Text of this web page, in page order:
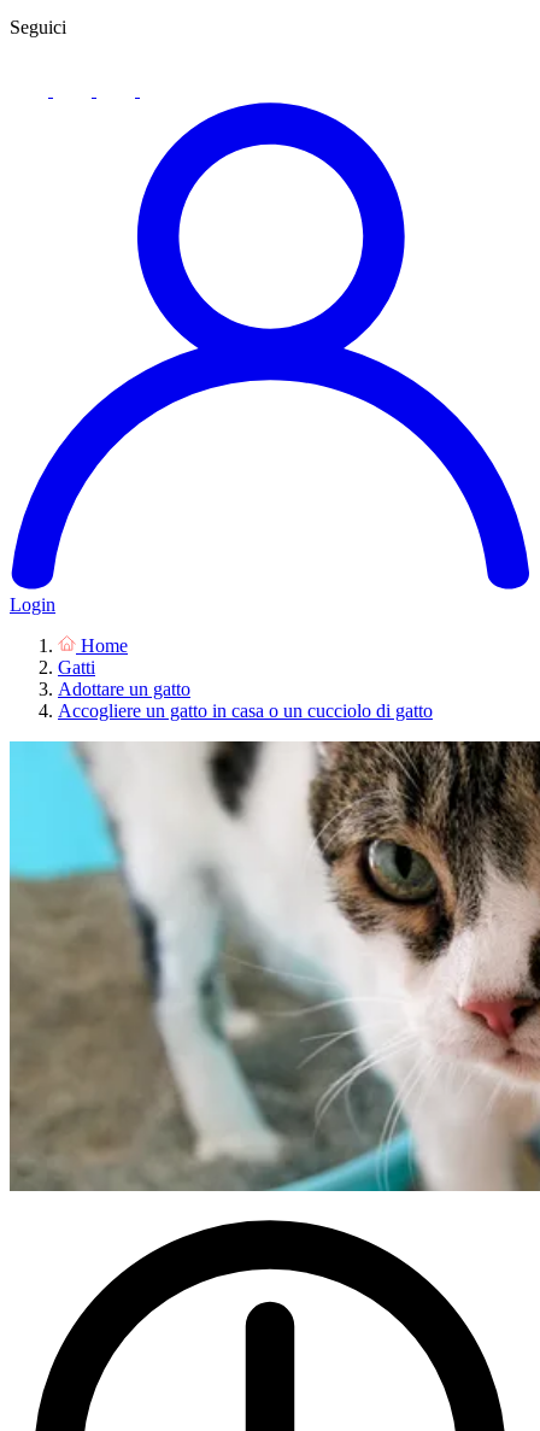
Seguici
Login
Home
Gatti
Adottare un gatto
Accogliere un gatto in casa o un cucciolo di gatto